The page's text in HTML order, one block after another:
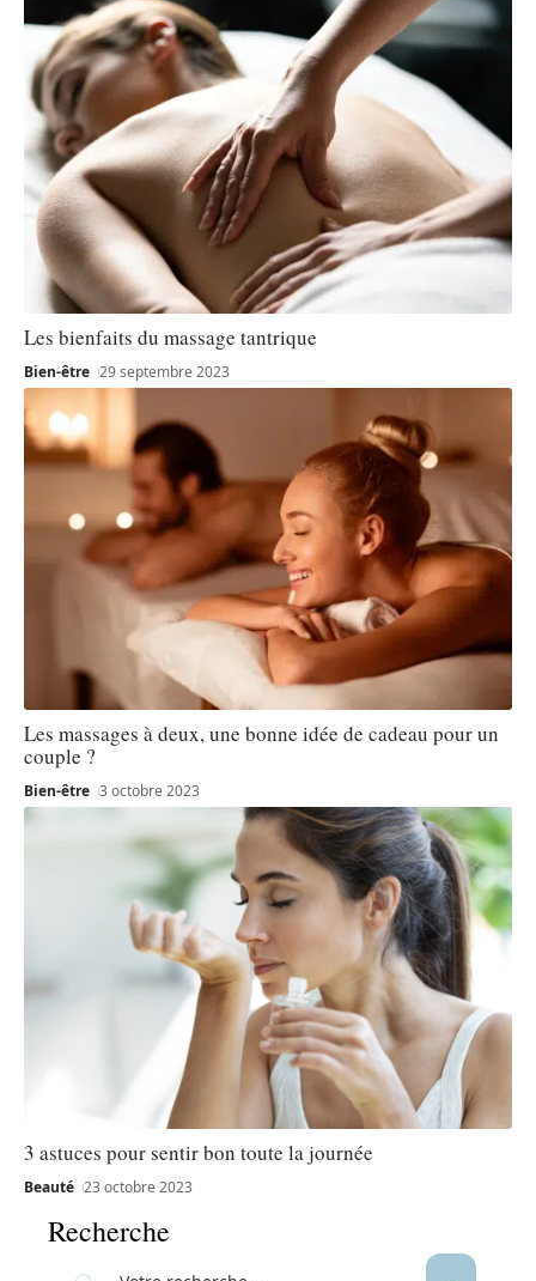
Les bienfaits du massage tantrique
Bien-être 29 septembre 2023
Les massages à deux, une bonne idée de cadeau pour un
couple ?
Bien-être 3 octobre 2023
3 astuces pour sentir bon toute la journée
Beauté 23 octobre 2023
Recherche